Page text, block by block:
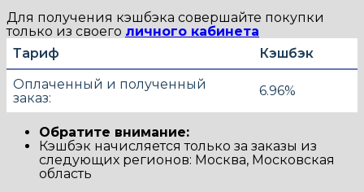
Для получения кэшбэка совершайте покупки
только из своего личного кабинета
Тариф
Кэшбэк
Оплаченный и полученный
заказ:
6.96%
Обратите внимание:
Кэшбэк начисляется только за заказы из
следующих регионов: Москва, Московская
область